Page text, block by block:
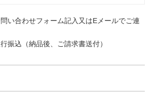
い合わせフォーム記入又はEメールでご連
振込（納品後、ご請求書送付）